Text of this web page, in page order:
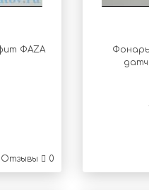
ФАZА
Отзывы 0